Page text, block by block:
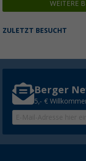
WEITERE
ZULETZT BESUCHT
Berger
5,- €